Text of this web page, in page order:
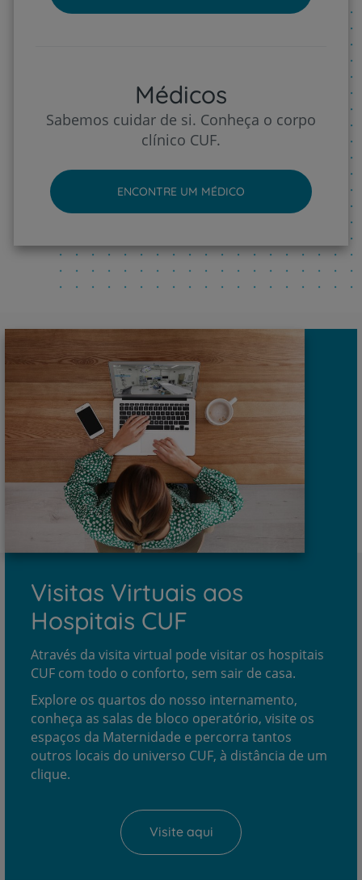
Médicos
Sabemos cuidar de si. Conheça o corpo
clínico CUF.
ENCONTRE UM MÉDICO
Visitas Virtuais aos
Hospitais CUF
Através da visita virtual pode visitar os hospitais
CUF com todo o conforto, sem sair de casa.
Explore os quartos do nosso internamento,
conheça as salas de bloco operatório, visite os
espaços da Maternidade e percorra tantos
outros locais do universo CUF, à distância de um
clique.
Visite aqui